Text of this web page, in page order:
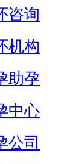
咨询
机构
助孕
中心
公司